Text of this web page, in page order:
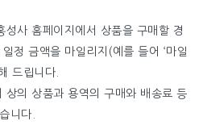
성사 홈페이지에서 상품을 구매할 경
정 금액을 마일리지(예를 들어 ‘마일
드립니다.
상의 상품과 용역의 구매와 배송료 등
니다.